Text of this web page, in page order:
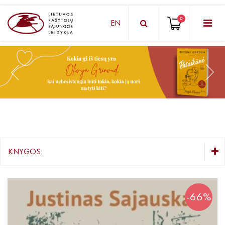
KNYGŲ DĖŽUTĖ - STAIGMENA
Grožinė literatūra
KNYGOS PIGIAU
EN 0
KNYGOS:
Grožinė literatūra
Knygos vaikams ir paaugliams
Negrožinė literatūra
-66%